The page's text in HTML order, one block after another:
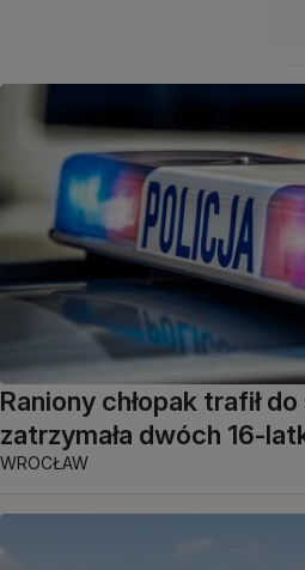
Raniony chłopak trafił
zatrzymała dwóch 16-
WROCŁAW